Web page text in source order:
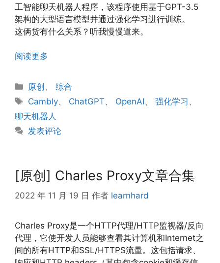
工智能聊天机器人程序，该程序使用基于GPT-3.5
架构的大型语言模型并通过强化学习进行训练。
这俩货有什么关系？听我慢慢道来。
阅读更多
分
类
原创 、综合
标
签
Cambly、 ChatGPT、 OpenAI、强化学习 、
聊天机器人
发表评论
[原创] Charles Proxy文章合集
2022 年 11 月 19 日 作者 learnhard
Charles Proxy是一个HTTP代理/HTTP监视器/反向
代理，它使开发人员能够查看其计算机和Internet之
间的所有HTTP和SSL/HTTPS流量。这包括请求、